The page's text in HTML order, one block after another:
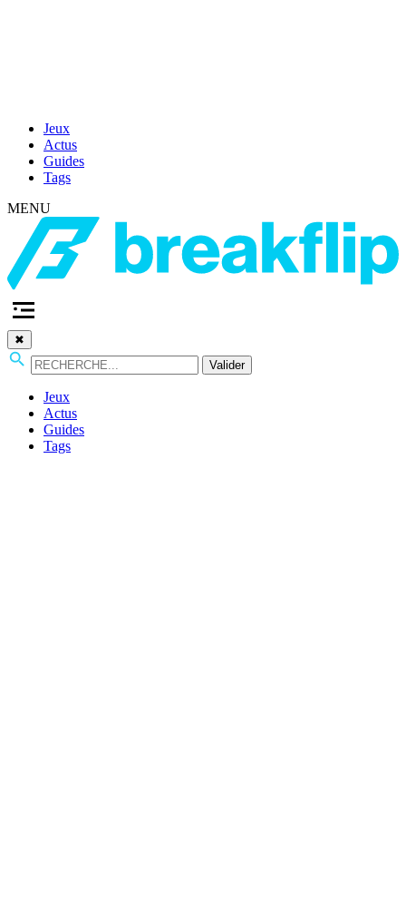
Jeux
Actus
Guides
Tags
MENU
✖
Valider
Jeux
Actus
Guides
Tags